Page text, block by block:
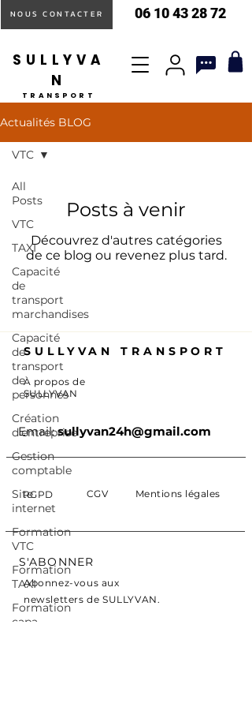
NOUS CONTACTER 06 10 43 28 72
SULLYVA
N
TRANSPORT
Actualités BLOG
All
Posts
VTC
TAXI
Capacité
de
transport
marchandises
Capacité
de
transport
de
personnes
Création
d'entreprise
Gestion
comptable
Site
internet
Formation
VTC
Formation
TAXI
Formation
capa
VTC
Posts à venir
Découvrez d'autres catégories
de ce blog ou revenez plus tard.
SULLYVAN TRANSPORT
À propos de
SULLYVAN
Email:sullyvan24h@gmail.com
RGPD CGV Mentions légales
S'ABONNER
Abonnez-vous aux
newsletters de SULLYVAN.